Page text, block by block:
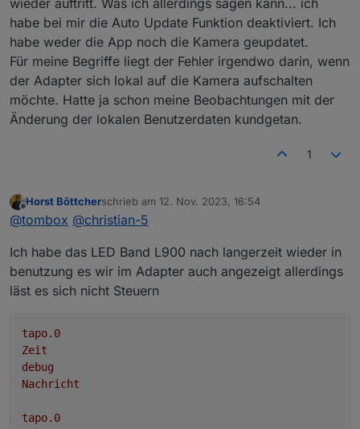
habe bei mir die Auto Update Funktion deaktiviert. Ich
habe weder die App noch die Kamera geupdatet.
Für meine Begriffe liegt der Fehler irgendwo darin, wenn
der Adapter sich lokal auf die Kamera aufschalten
möchte. Hatte ja schon meine Beobachtungen mit der
Änderung der lokalen Benutzerdaten kundgetan.
1
Offline
Horst Böttcherschrieb am 12. Nov. 2023, 16:54
zuletzt editiert von
@tombox @christian-5
Ich habe das LED Band L900 nach langerzeit wieder in
benutzung es wir im Adapter auch angezeigt allerdings
läst es sich nicht Steuern
tapo.0
Zeit
debug
Nachricht
tapo.0